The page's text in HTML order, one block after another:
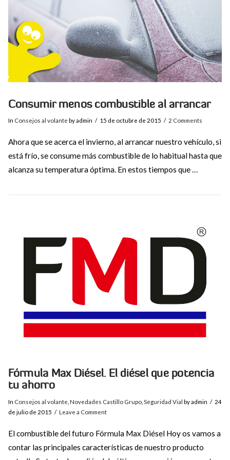
VIEW POST
Consumir menos combustible al arrancar
In Consejos al volante by admin 15 de octubre de 2015 2 Comments
Ahora que se acerca el invierno, al arrancar nuestro vehículo, si
está frío, se consume más combustible de lo habitual hasta que
alcanza su temperatura óptima. En estos tiempos que …
Fórmula Max Diésel. El diésel que potencia
tu ahorro
In Consejos al volante Novedades Castillo Grupo, Seguridad Vial by admin
24
de julio de 2015
Leave a Comment
El combustible del futuro Fórmula Max Diésel Hoy os vamos a
contar las principales características de nuestro producto